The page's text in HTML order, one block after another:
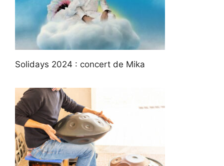
Solidays 2024 : concert de Mika